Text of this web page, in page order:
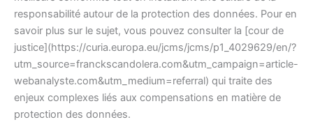
responsabilité autour de la protection des données. Pour en
savoir plus sur le sujet, vous pouvez consulter la [cour de
justice](https://curia.europa.eu/jcms/jcms/p1_4029629/en/?
utm_source=franckscandolera.com&utm_campaign=article-
webanalyste.com&utm_medium=referral) qui traite des
enjeux complexes liés aux compensations en matière de
protection des données.